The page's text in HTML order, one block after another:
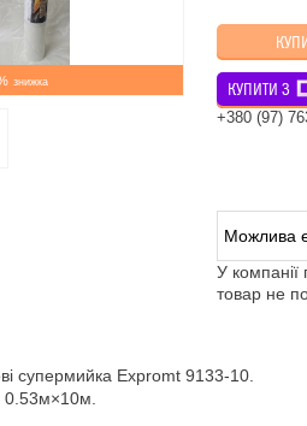
КУПИТИ З
+380 (97)
У компанії
товар не
супермийка Expromt 9133-10.
0.53м×10м.